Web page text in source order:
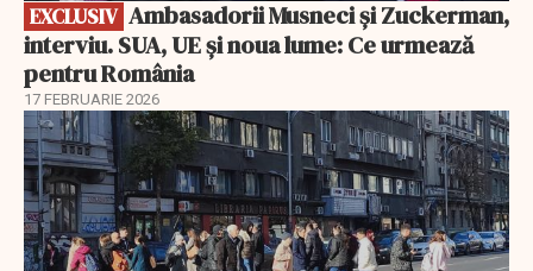
EXCLUSIV
interviu. SUA, UE și noua lume: Ce urmează
pentru România
17 FEBRUARIE 2026